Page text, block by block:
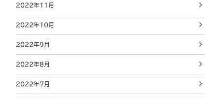
2022年11月
2022年10月
2022年9月
2022年8月
2022年7月